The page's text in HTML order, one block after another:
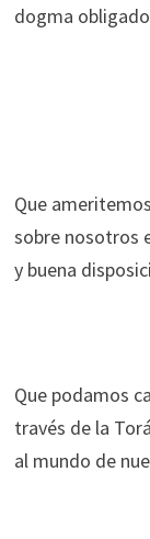
dogma
Que
sobre nosotros
y buena
Que podamos
través de la
al mundo de